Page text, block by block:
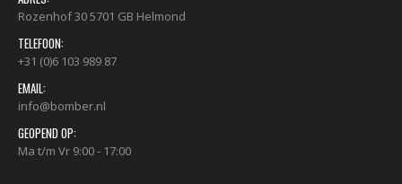
Rozenhof 30 5701 GB Helmond
TELEFOON:
+31 (0)6 103 989 87
EMAIL:
info@bomber.nl
GEOPEND OP:
Ma t/m Vr 9:00 - 17:00